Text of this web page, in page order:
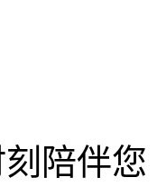
陪伴您